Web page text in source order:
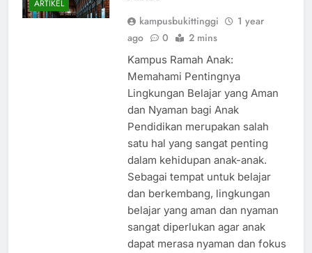
ARTIKEL
kampusbukittinggi
1 year
ago
0 2 mins
Kampus Ramah Anak:
Memahami Pentingnya
Lingkungan Belajar yang Aman
dan Nyaman bagi Anak
Pendidikan merupakan salah
satu hal yang sangat penting
dalam kehidupan anak-anak.
Sebagai tempat untuk belajar
dan berkembang, lingkungan
belajar yang aman dan nyaman
sangat diperlukan agar anak
dapat merasa nyaman dan fokus